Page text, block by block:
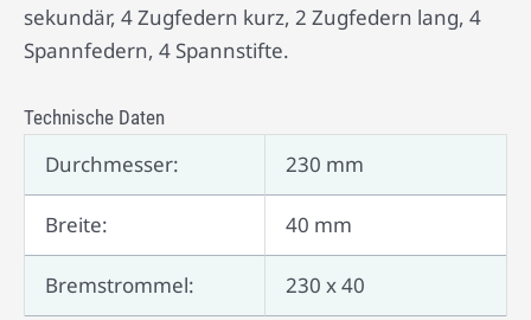
sekundär, 4 Zugfedern kurz, 2 Zugfedern lang, 4
Spannfedern, 4 Spannstifte.
Technische Daten
Durchmesser: 230 mm
Breite: 40 mm
Bremstrommel: 230 x 40